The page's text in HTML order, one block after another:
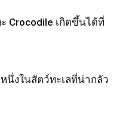
Crocodile เกิดขึ้นได้ที่
นึ่งในสัตว์ทะเลที่น่ากลัว